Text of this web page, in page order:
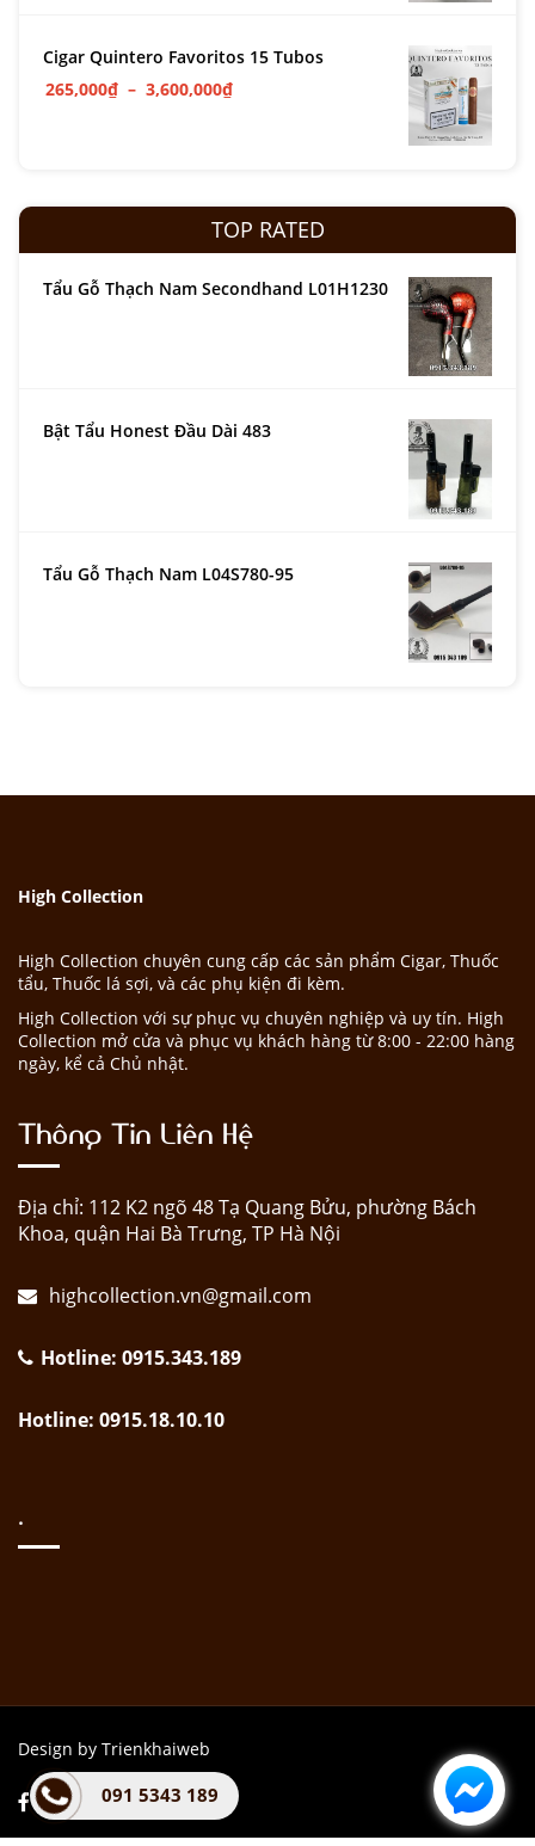
Cigar Quintero Favoritos 15 Tubos
265,000₫ – 3,600,000₫
TOP RATED
Tẩu Gỗ Thạch Nam Secondhand L01H1230
Bật Tẩu Honest Đầu Dài 483
Tẩu Gỗ Thạch Nam L04S780-95
High Collection
High Collection chuyên cung cấp các sản phẩm Cigar, Thuốc
tẩu, Thuốc lá sợi, và các phụ kiện đi kèm.
High Collection với sự phục vụ chuyên nghiệp và uy tín. High
Collection mở cửa và phục vụ khách hàng từ 8:00 - 22:00 hàng
ngày, kể cả Chủ nhật.
Thông Tin Liên Hệ
Địa chỉ: 112 K2 ngõ 48 Tạ Quang Bửu, phường Bách
Khoa, quận Hai Bà Trưng, TP Hà Nội
highcollection.vn@gmail.com
Hotline: 0915.343.189
Hotline: 0915.18.10.10
.
Design by Trienkhaiweb
091 5343 189